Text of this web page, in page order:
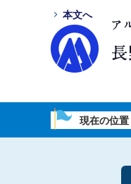
本文へ
現在の位置